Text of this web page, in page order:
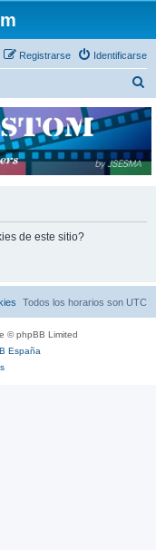
Identificarse
Registrarse
c
de este sitio?
Todos los horarios son UTC
© phpBB Limited
España